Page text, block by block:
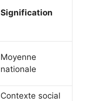
Signification
Moyenne
nationale
Contexte social